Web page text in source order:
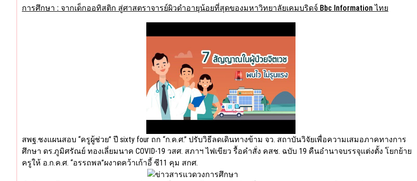
การศึกษา : จากเด็กออทิสติก สู่ศาสตราจารย์ผิวดำอายุน้อยที่สุดของมหาวิทยาลัยเคมบริดจ์ Bbc Information ไทย
สพฐ.ชงแผนสอบ “ครูผู้ช่วย” ปี sixty four ถก “ก.ค.ศ.” ปรับวิธีลดเดินทางข้าม จว. สถาบันวิจัยเพื่อความเสมอภาคทางการ
ศึกษา ดร.ภูมิศรัณย์ ทองเลี่ยมนาค COVID-19 วสศ. สภาฯ ไฟเขียว รื้อคำสั่ง คสช. ฉบับ 19 คืนอำนาจบรรจุแต่งตั้ง โยกย้าย
ครูให้ อ.ก.ค.ศ. “อรรถพล”ผงาดคว้าเก้าอี้ ซี11 คุม สกศ.